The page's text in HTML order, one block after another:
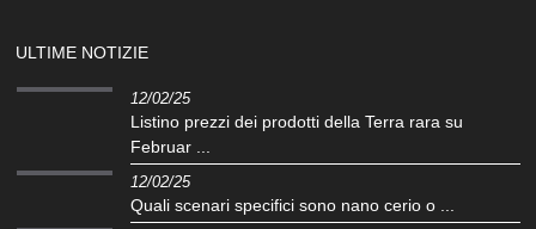
ULTIME NOTIZIE
12/02/25
Listino prezzi dei prodotti della Terra rara su
Februar ...
12/02/25
Quali scenari specifici sono nano cerio o ...